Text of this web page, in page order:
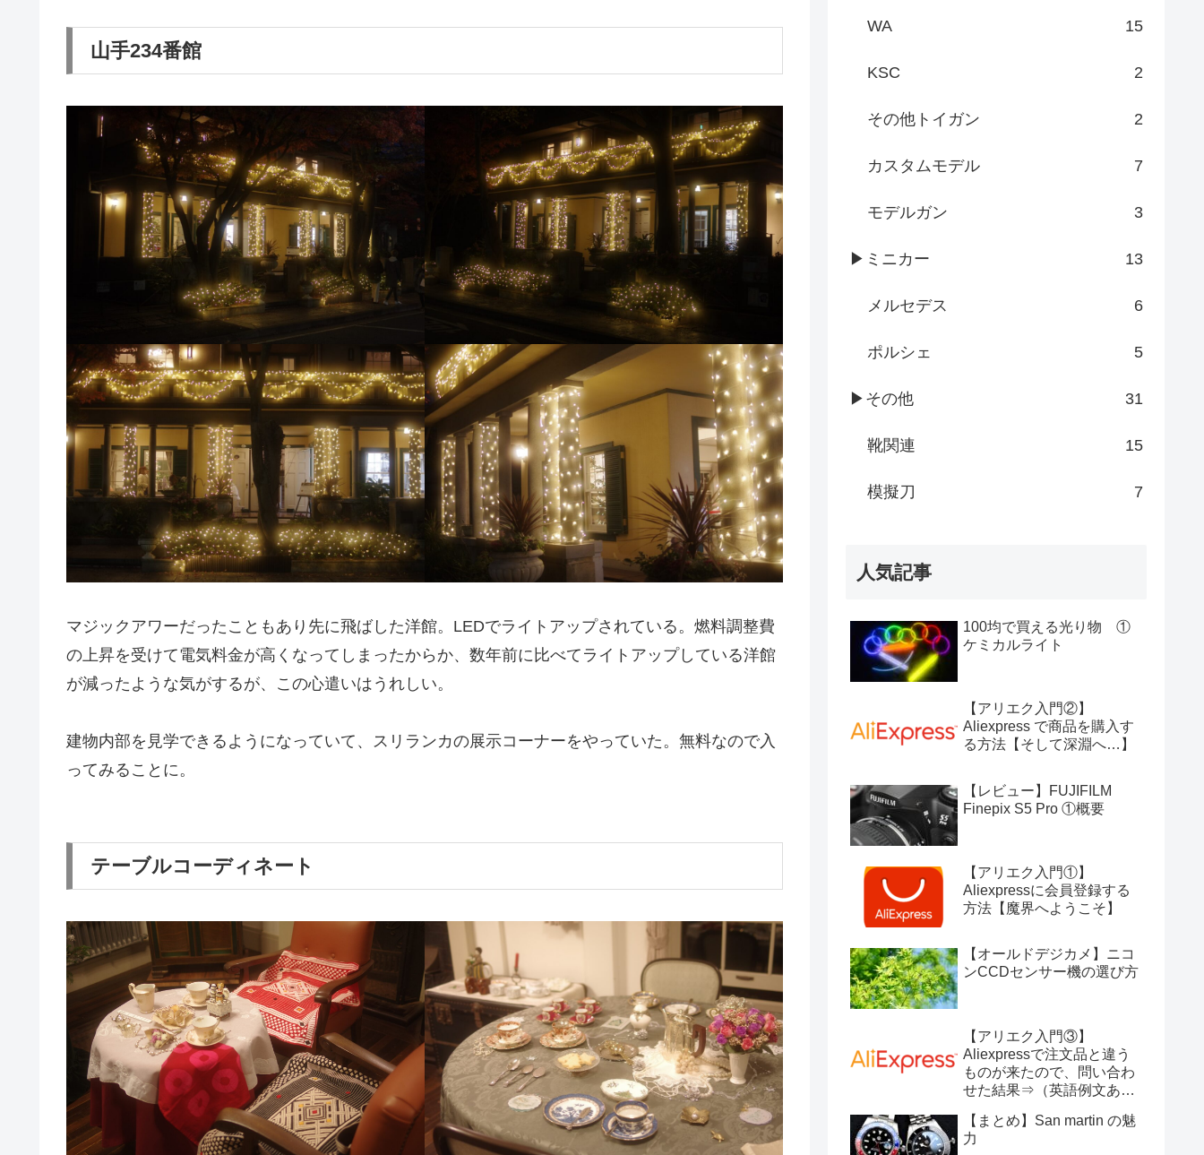
山手234番館
マジックアワーだったこともあり先に飛ばした洋館。LEDでライトアップされている。燃料調整費
の上昇を受けて電気料金が高くなってしまったからか、数年前に比べてライトアップしている洋館
が減ったような気がするが、この心遣いはうれしい。
建物内部を見学できるようになっていて、スリランカの展示コーナーをやっていた。無料なので入
ってみることに。
テーブルコーディネート
WA 15
KSC 2
その他トイガン 2
カスタムモデル 7
モデルガン 3
▶ミニカー 13
メルセデス 6
ポルシェ 5
▶その他 31
靴関連 15
模擬刀 7
人気記事
100均で買える光り物 ①
ケミカルライト
【アリエク入門②】
Aliexpress で商品を購入す
る方法【そして深淵へ…】
【レビュー】FUJIFILM
Finepix S5 Pro ①概要
【アリエク入門①】
Aliexpressに会員登録する
方法【魔界へようこそ】
【オールドデジカメ】ニコ
ンCCDセンサー機の選び方
【アリエク入門③】
Aliexpressで注文品と違う
ものが来たので、問い合わ
せた結果⇒（英語例文あ
【まとめ】San martin の魅
力